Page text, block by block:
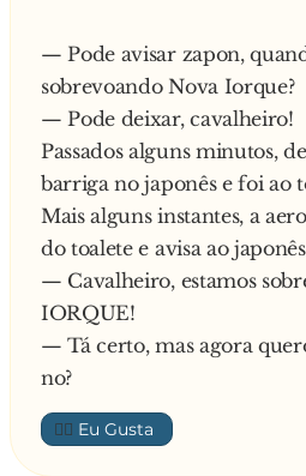
pode falar pra todo mundo
me traçou!
No dia seguinte, mais
chamou um amigo seu,
acompanhá-lo. No meio
do outro lado da rua, o
comenta com o amigo:
— Tá vendo aquele negão
tracei ele?
— Eu também. Vamos
— Pode avisar zapon,
sobrevoando Nova Iorque?
— Pode deixar, cavalheiro!
Passados alguns minutos,
barriga no japonês e foi ao
Mais alguns instantes, a
do toalete e avisa ao
— Cavalheiro, estamos
IORQUE!
— Tá certo, mas agora
no?
👍🏼